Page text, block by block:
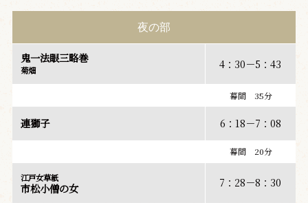
夜の部
鬼一法眼三略巻
菊畑 4：30－5：43
幕間 35分
連獅子 6：18－7：08
幕間 20分
江戸女草紙
市松小僧の女 7：28－8：30